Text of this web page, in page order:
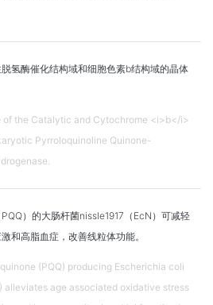
氢酶催化结构域和细胞色素b结构域的晶体
of the Catalytic and Cytochrome <i>b</i>
Pyrroloquinoline Quinone-
）的大肠杆菌nissle1917（EcN）可减轻
和高脂血症，改善线粒体功能。
(PQQ) producing Escherichia coli
alleviates age associated oxidative stress